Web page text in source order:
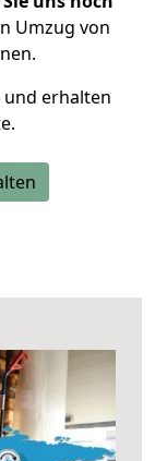
Umzug von
und erhalten